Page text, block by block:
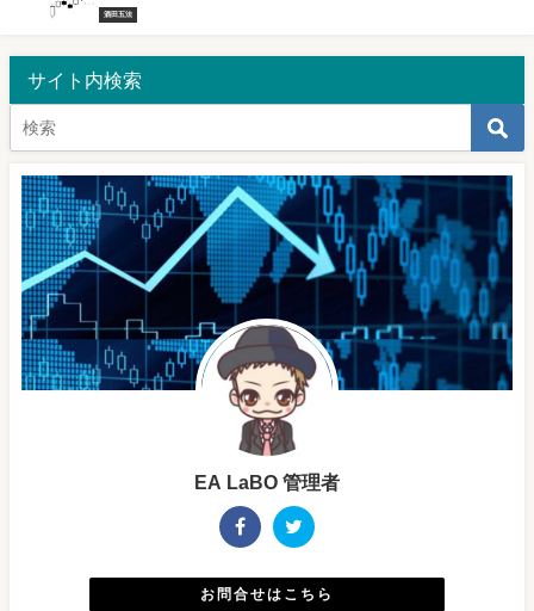
酒田五法
サイト内検索
EA LaBO 管理者
お問合せはこちら